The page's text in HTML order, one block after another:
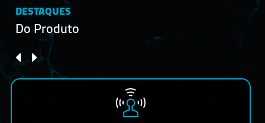
DESTAQUES
Do Produto